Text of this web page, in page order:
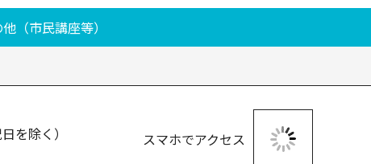
（市民講座等）
を除く）
スマホでアクセス